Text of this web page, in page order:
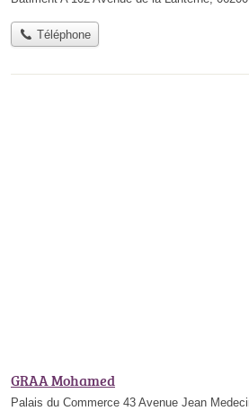
Téléphone
GRAA Mohamed
Palais du Commerce 43 Avenue Jean